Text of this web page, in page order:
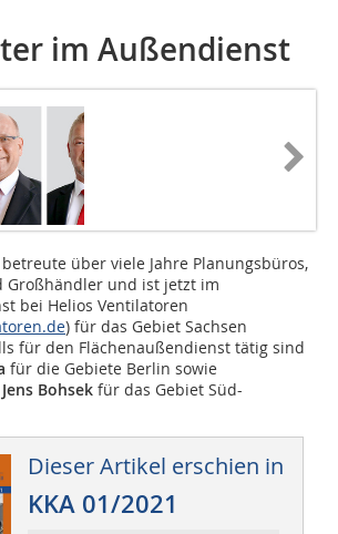
im Außendienst
betreute über viele Jahre Planungsbüros,
Großhändler und ist jetzt im
bei Helios Ventilatoren
) für das Gebiet Sachsen
für den Flächenaußendienst tätig sind
für die Gebiete Berlin sowie
Jens Bohsek für das Gebiet Süd-
Dieser Artikel erschien in
KKA 01/2021